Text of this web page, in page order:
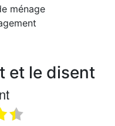
ménage
et le disent